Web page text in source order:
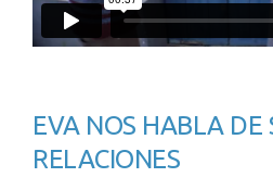
EVA NOS HABLA DE
RELACIONES